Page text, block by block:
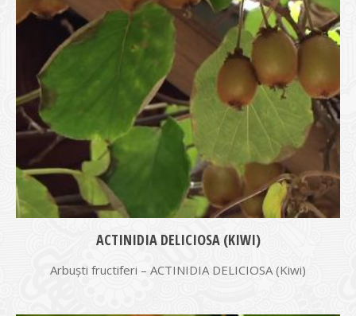
ACTINIDIA DELICIOSA (KIWI)
Arbuști fructiferi – ACTINIDIA DELICIOSA (Kiwi)